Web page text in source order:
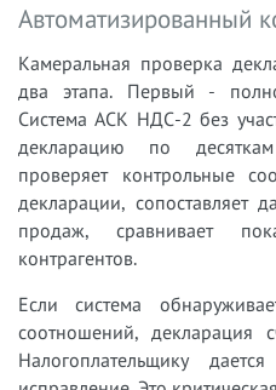
Автоматизированный
Камеральная проверка
два этапа. Первый -
Система АСК НДС-2 без
декларацию по
проверяет контрольные
декларации, сопоставляет
продаж, сравнивает
контрагентов.
Если система
соотношений, декларация
Налогоплательщику